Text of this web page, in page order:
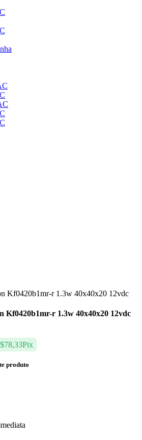
Kf0420b1mr-r 1.3w 40x40x20 12vdc
78,33Pix
produto